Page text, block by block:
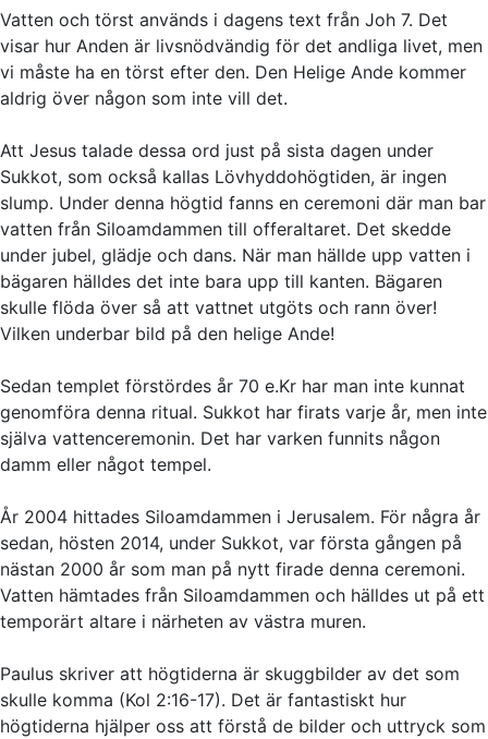
Vatten och törst används i dagens text från Joh 7. Det
visar hur Anden är livsnödvändig för det andliga livet, men
vi måste ha en törst efter den. Den Helige Ande kommer
aldrig över någon som inte vill det.
Att Jesus talade dessa ord just på sista dagen under
Sukkot, som också kallas Lövhyddohögtiden, är ingen
slump. Under denna högtid fanns en ceremoni där man bar
vatten från Siloamdammen till offeraltaret. Det skedde
under jubel, glädje och dans. När man hällde upp vatten i
bägaren hälldes det inte bara upp till kanten. Bägaren
skulle flöda över så att vattnet utgöts och rann över!
Vilken underbar bild på den helige Ande!
Sedan templet förstördes år 70 e.Kr har man inte kunnat
genomföra denna ritual. Sukkot har firats varje år, men inte
själva vattenceremonin. Det har varken funnits någon
damm eller något tempel.
År 2004 hittades Siloamdammen i Jerusalem. För några år
sedan, hösten 2014, under Sukkot, var första gången på
nästan 2000 år som man på nytt firade denna ceremoni.
Vatten hämtades från Siloamdammen och hälldes ut på ett
temporärt altare i närheten av västra muren.
Paulus skriver att högtiderna är skuggbilder av det som
skulle komma (Kol 2:16-17). Det är fantastiskt hur
högtiderna hjälper oss att förstå de bilder och uttryck som